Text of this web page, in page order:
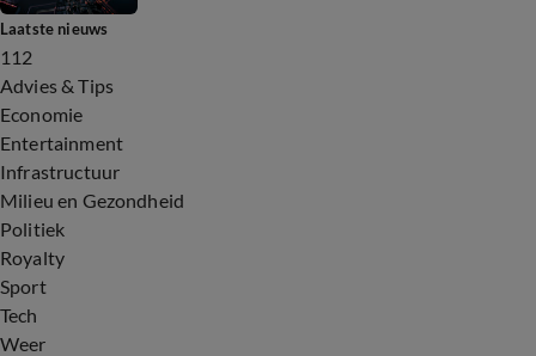
Laatste nieuws
112
Advies & Tips
Economie
Entertainment
Infrastructuur
Milieu en Gezondheid
Politiek
Royalty
Sport
Tech
Weer